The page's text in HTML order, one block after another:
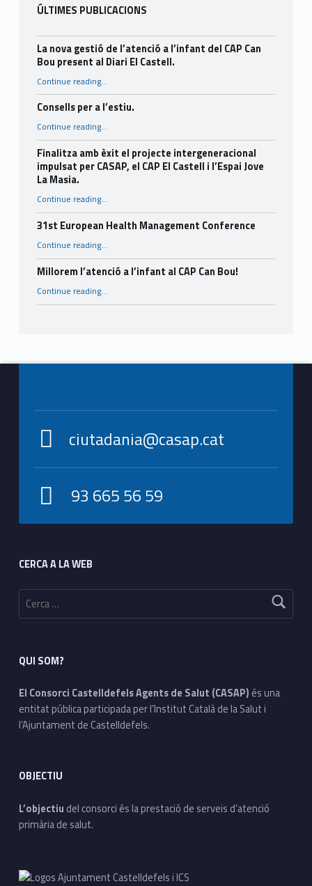
ÚLTIMES PUBLICACIONS
La nova gestió de l’atenció a l’infant del CAP Can
Bou present al Diari El Castell.
Continue reading“La nova gestió de l’atenció a l’infant del CAP Can Bou present al Diari El Castell.”
…
Consells per a l’estiu.
Continue reading…
Finalitza amb èxit el projecte intergeneracional
impulsat per CASAP, el CAP El Castell i l’Espai Jove
La Masia.
Continue reading“Finalitza amb èxit el projecte intergeneracional impulsat per CASAP, el CAP El Castell i l’Espai Jove La Masia.”
…
31st European Health Management Conference
Continue reading“31st European Health Management Conference”
…
Millorem l’atenció a l’infant al CAP Can Bou!
Continue reading“Millorem l’atenció a l’infant al CAP Can Bou!”
…
Footer info sidebar
ciutadania@casap.cat
93 665 56 59
CERCA A LA WEB
Cerca:
QUI SOM?
El Consorci Castelldefels Agents de Salut (CASAP) és una
entitat pública participada per l’Institut Català de la Salut i
l’Ajuntament de Castelldefels.
OBJECTIU
L’objectiu del consorci és la prestació de serveis d’atenció
primària de salut.